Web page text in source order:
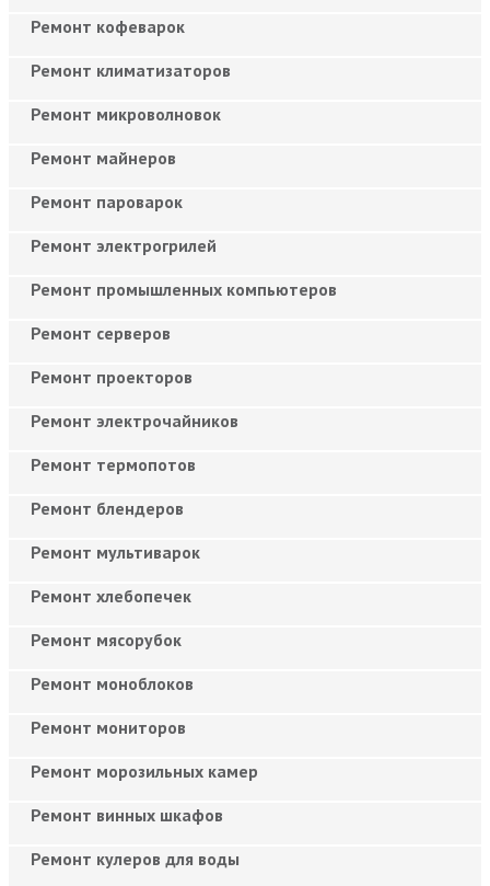
Ремонт кофеварок
Ремонт климатизаторов
Ремонт микроволновок
Ремонт майнеров
Ремонт пароварок
Ремонт электрогрилей
Ремонт промышленных компьютеров
Ремонт серверов
Ремонт проекторов
Ремонт электрочайников
Ремонт термопотов
Ремонт блендеров
Ремонт мультиварок
Ремонт хлебопечек
Ремонт мясорубок
Ремонт моноблоков
Ремонт мониторов
Ремонт морозильных камер
Ремонт винных шкафов
Ремонт кулеров для воды